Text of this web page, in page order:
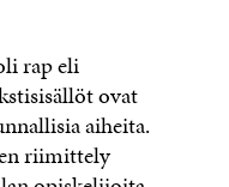
rap eli
ovat
aiheita.
riimittely